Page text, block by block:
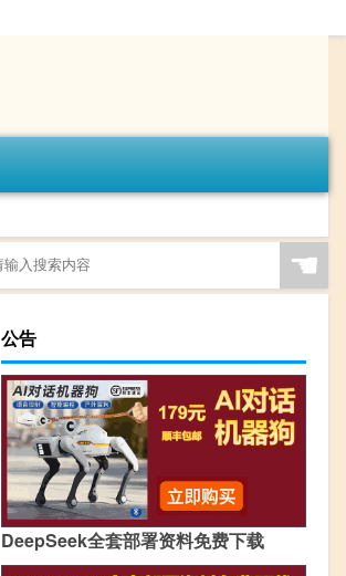
☚
公告
DeepSeek全套部署资料免费下载